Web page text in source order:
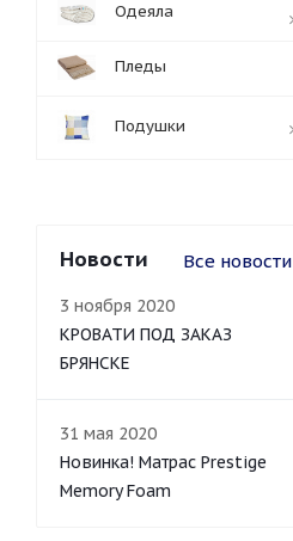
Одеяла
Пледы
Подушки
Новости Все новости
3 ноября 2020
КРОВАТИ ПОД ЗАКАЗ
БРЯНСКЕ
31 мая 2020
Новинка! Матрас Prestige
Memory Foam